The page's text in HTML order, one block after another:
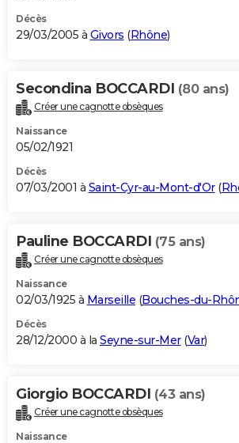
Décès
29/03/2005 à Givors (Rhône)
Secondina BOCCARDI (80 ans)
Créer une cagnotte obsèques
Naissance
05/02/1921
Décès
07/03/2001 à Saint-Cyr-au-Mont-d'Or(
Pauline BOCCARDI (75 ans)
Créer une cagnotte obsèques
Naissance
02/03/1925 à Marseille (Bouches-du-
Décès
28/12/2000 à la Seyne-sur-Mer(Var)
Giorgio BOCCARDI (43 ans)
Créer une cagnotte obsèques
Naissance